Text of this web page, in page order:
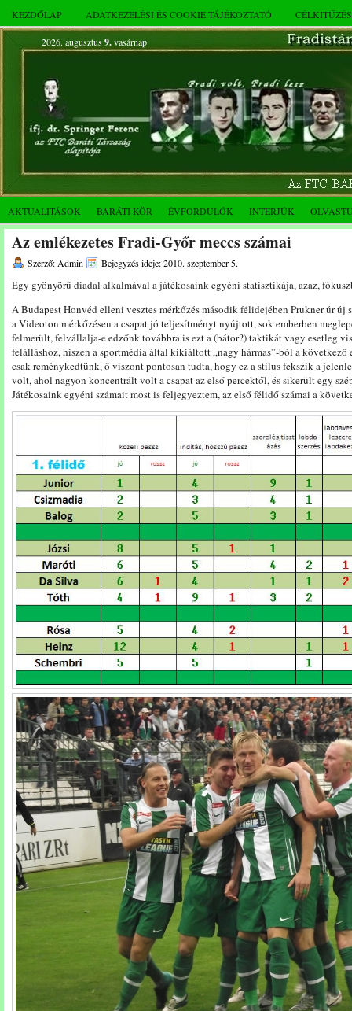
KEZDŐLAP ADATKEZELÉSI ÉS COOKIE TÁJÉKOZTATÓ
2026. augusztus 9.vasárnap
AKTUALITÁSOK BARÁTI KÖR ÉVFORDULÓK INTERJÚK
Az emlékezetes Fradi-Győr meccs számai
Szerző: Admin Bejegyzés ideje: 2010. szeptember 5.
Egy gyönyörű diadal alkalmával a játékosaink egyéni statisztikája, azaz,
A Budapest Honvéd elleni vesztes mérkőzés második félidejében Prukner úr új
a Videoton mérkőzésen a csapat jó teljesítményt nyújtott, sok emberben
felmerült, felvállalja-e edzőnk továbbra is ezt a (bátor?) taktikát vagy esetleg
felálláshoz, hiszen a sportmédia által kikiáltott „nagy hármas”-ból a
csak reménykedtünk, ő viszont pontosan tudta, hogy ez a stílus fekszik a
volt, ahol nagyon koncentrált volt a csapat az első percektől, és sikerült egy
Játékosaink egyéni számait most is feljegyeztem, az első félidő számai a